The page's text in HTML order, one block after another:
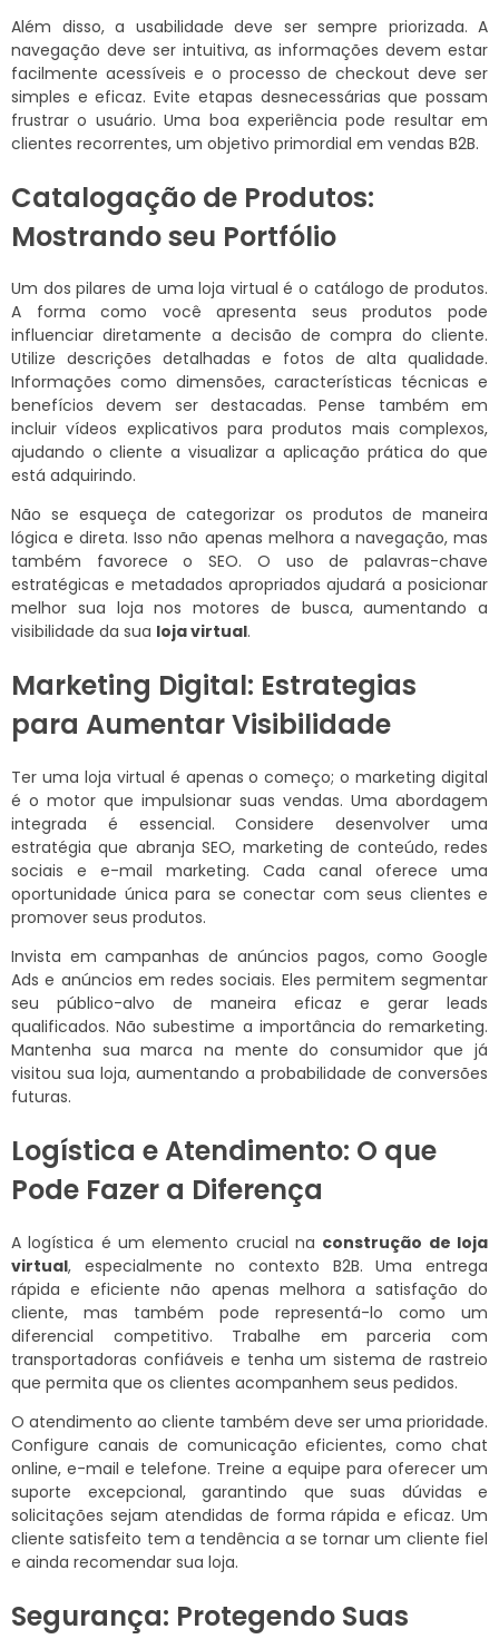
Além disso, a usabilidade deve ser sempre priorizada. A
navegação deve ser intuitiva, as informações devem estar
facilmente acessíveis e o processo de checkout deve ser
simples e eficaz. Evite etapas desnecessárias que possam
frustrar o usuário. Uma boa experiência pode resultar em
clientes recorrentes, um objetivo primordial em vendas B2B.
Catalogação de Produtos:
Mostrando seu Portfólio
Um dos pilares de uma loja virtual é o catálogo de produtos.
A forma como você apresenta seus produtos pode
influenciar diretamente a decisão de compra do cliente.
Utilize descrições detalhadas e fotos de alta qualidade.
Informações como dimensões, características técnicas e
benefícios devem ser destacadas. Pense também em
incluir vídeos explicativos para produtos mais complexos,
ajudando o cliente a visualizar a aplicação prática do que
está adquirindo.
Não se esqueça de categorizar os produtos de maneira
lógica e direta. Isso não apenas melhora a navegação, mas
também favorece o SEO. O uso de palavras-chave
estratégicas e metadados apropriados ajudará a posicionar
melhor sua loja nos motores de busca, aumentando a
visibilidade da sua loja virtual.
Marketing Digital: Estrategias
para Aumentar Visibilidade
Ter uma loja virtual é apenas o começo; o marketing digital
é o motor que impulsionar suas vendas. Uma abordagem
integrada é essencial. Considere desenvolver uma
estratégia que abranja SEO, marketing de conteúdo, redes
sociais e e-mail marketing. Cada canal oferece uma
oportunidade única para se conectar com seus clientes e
promover seus produtos.
Invista em campanhas de anúncios pagos, como Google
Ads e anúncios em redes sociais. Eles permitem segmentar
seu público-alvo de maneira eficaz e gerar leads
qualificados. Não subestime a importância do remarketing.
Mantenha sua marca na mente do consumidor que já
visitou sua loja, aumentando a probabilidade de conversões
futuras.
Logística e Atendimento: O que
Pode Fazer a Diferença
A logística é um elemento crucial na construção de loja
virtual, especialmente no contexto B2B. Uma entrega
rápida e eficiente não apenas melhora a satisfação do
cliente, mas também pode representá-lo como um
diferencial competitivo. Trabalhe em parceria com
transportadoras confiáveis e tenha um sistema de rastreio
que permita que os clientes acompanhem seus pedidos.
O atendimento ao cliente também deve ser uma prioridade.
Configure canais de comunicação eficientes, como chat
online, e-mail e telefone. Treine a equipe para oferecer um
suporte excepcional, garantindo que suas dúvidas e
solicitações sejam atendidas de forma rápida e eficaz. Um
cliente satisfeito tem a tendência a se tornar um cliente fiel
e ainda recomendar sua loja.
Segurança: Protegendo Suas